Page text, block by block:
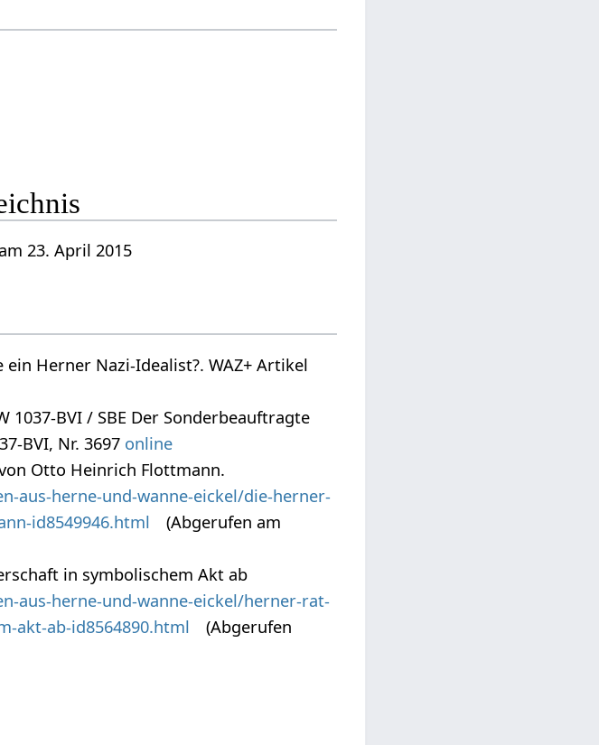
23. April 2015
Herner Nazi-Idealist?. WAZ+ Artikel
1037-BVI / SBE Der Sonderbeauftragte
BVI, Nr. 3697 online
Otto Heinrich Flottmann.
aus-herne-und-wanne-eickel/die-herner-
id8549946.html
(Abgerufen am
in symbolischem Akt ab
aus-herne-und-wanne-eickel/herner-rat-
akt-ab-id8564890.html
(Abgerufen